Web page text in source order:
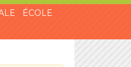
ÉCOLE